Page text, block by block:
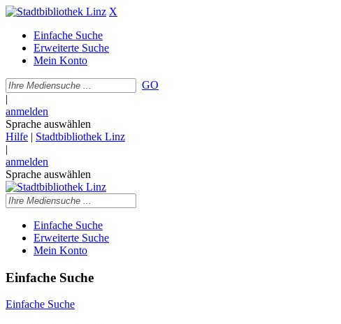
X
Einfache Suche
Erweiterte Suche
Mein Konto
GO
|
anmelden
Sprache auswählen
Hilfe | Stadtbibliothek Linz
|
anmelden
Sprache auswählen
Einfache Suche
Erweiterte Suche
Mein Konto
Einfache Suche
Einfache Suche